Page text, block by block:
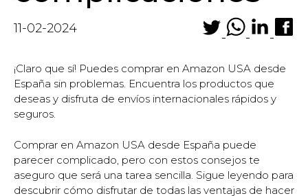
11-02-2024
¡Claro que sí! Puedes comprar en Amazon USA desde
España sin problemas. Encuentra los productos que
deseas y disfruta de envíos internacionales rápidos y
seguros.
Comprar en Amazon USA desde España puede
parecer complicado, pero con estos consejos te
aseguro que será una tarea sencilla. Sigue leyendo para
descubrir cómo disfrutar de todas las ventajas de hacer